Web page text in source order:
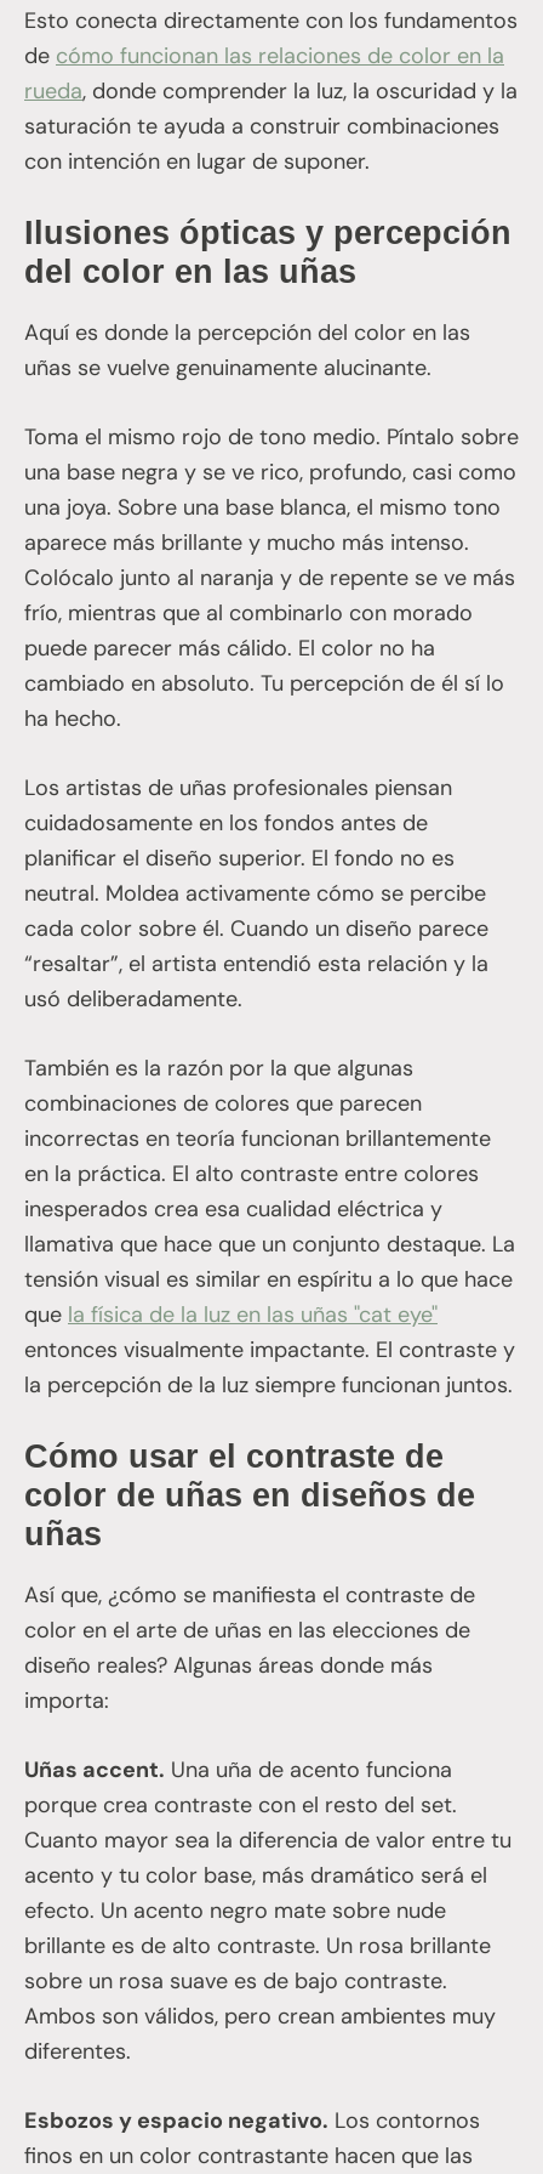
Esto conecta directamente con los fundamentos
de cómo funcionan las relaciones de color en la
rueda, donde comprender la luz, la oscuridad y la
saturación te ayuda a construir combinaciones
con intención en lugar de suponer.
Ilusiones ópticas y percepción
del color en las uñas
Aquí es donde la percepción del color en las
uñas se vuelve genuinamente alucinante.
Toma el mismo rojo de tono medio. Píntalo sobre
una base negra y se ve rico, profundo, casi como
una joya. Sobre una base blanca, el mismo tono
aparece más brillante y mucho más intenso.
Colócalo junto al naranja y de repente se ve más
frío, mientras que al combinarlo con morado
puede parecer más cálido. El color no ha
cambiado en absoluto. Tu percepción de él sí lo
ha hecho.
Los artistas de uñas profesionales piensan
cuidadosamente en los fondos antes de
planificar el diseño superior. El fondo no es
neutral. Moldea activamente cómo se percibe
cada color sobre él. Cuando un diseño parece
“resaltar”, el artista entendió esta relación y la
usó deliberadamente.
También es la razón por la que algunas
combinaciones de colores que parecen
incorrectas en teoría funcionan brillantemente
en la práctica. El alto contraste entre colores
inesperados crea esa cualidad eléctrica y
llamativa que hace que un conjunto destaque. La
tensión visual es similar en espíritu a lo que hace
que la física de la luz en las uñas "cat eye"
entonces visualmente impactante. El contraste y
la percepción de la luz siempre funcionan juntos.
Cómo usar el contraste de
color de uñas en diseños de
uñas
Así que, ¿cómo se manifiesta el contraste de
color en el arte de uñas en las elecciones de
diseño reales? Algunas áreas donde más
importa:
Uñas accent. Una uña de acento funciona
porque crea contraste con el resto del set.
Cuanto mayor sea la diferencia de valor entre tu
acento y tu color base, más dramático será el
efecto. Un acento negro mate sobre nude
brillante es de alto contraste. Un rosa brillante
sobre un rosa suave es de bajo contraste.
Ambos son válidos, pero crean ambientes muy
diferentes.
Esbozos y espacio negativo. Los contornos
finos en un color contrastante hacen que las